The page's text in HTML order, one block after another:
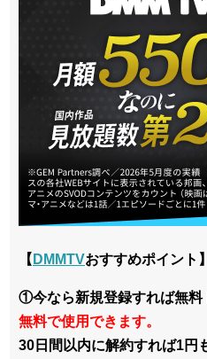
【 DMMTVおすすめポイント】
①今なら新規登録すれば無料
無料で使用できます。
30日間以内に解約すれば1円